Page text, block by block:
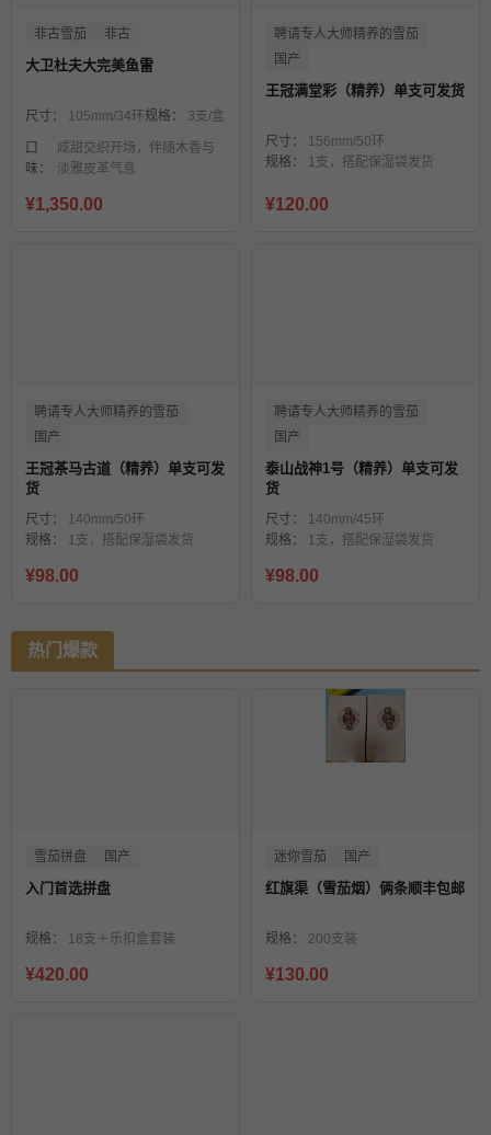
非古雪茄 非古
大卫杜夫大完美鱼雷
尺寸： 105mm/34环规格： 3支/盒
口
味：
咸甜交织开场，伴随木香与
淡雅皮革气息
¥1,350.00
聘请专人大师精养的雪茄
国产
王冠满堂彩（精养）单支可发货
尺寸：
156mm/50环
规格：
1支，搭配保湿袋发货
¥120.00
聘请专人大师精养的雪茄
国产
王冠茶马古道（精养）单支可发
货
尺寸：
140mm/50环
规格：
1支，搭配保湿袋发货
¥98.00
聘请专人大师精养的雪茄
国产
泰山战神1号（精养）单支可发
货
尺寸：
140mm/45环
规格：
1支，搭配保湿袋发货
¥98.00
热门爆款
雪茄拼盘 国产
入门首选拼盘
规格： 18支＋乐扣盒套装
¥420.00
迷你雪茄 国产
红旗渠（雪茄烟）俩条顺丰包邮
规格： 200支装
¥130.00